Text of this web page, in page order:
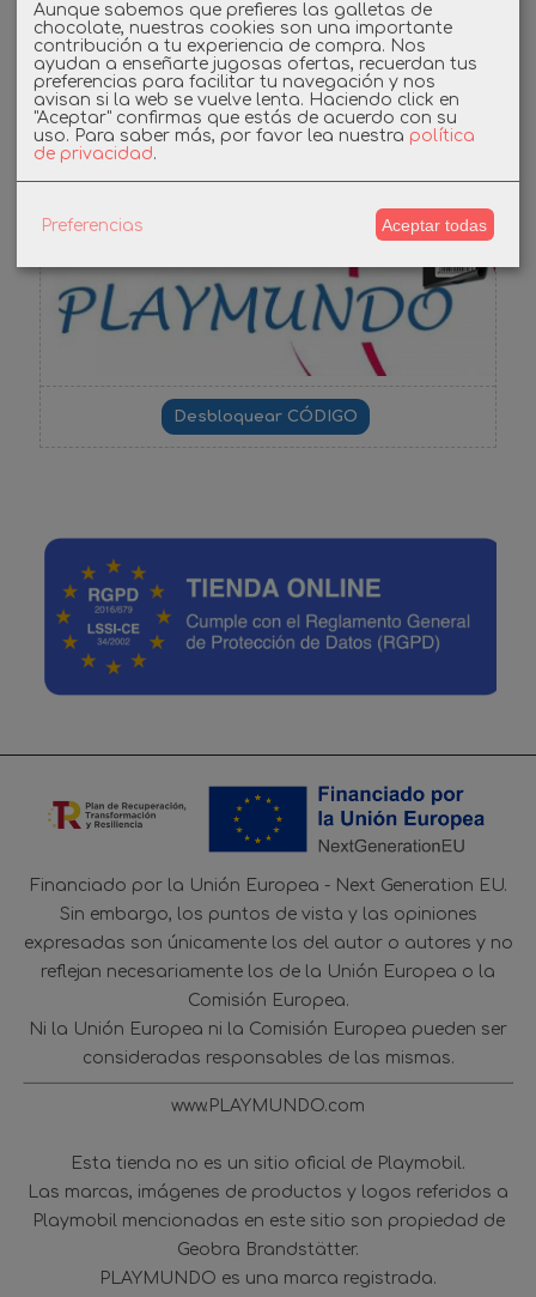
Facebook
Cupones
-3%
Financiado por la Unión Europea - Next Generation EU.
Sin embargo, los puntos de vista y las opiniones
expresadas son únicamente los del autor o autores y no
reflejan necesariamente los de la Unión Europea o la
Comisión Europea.
Ni la Unión Europea ni la Comisión Europea pueden ser
consideradas responsables de las mismas.
www.PLAYMUNDO.com
Esta tienda no es un sitio oficial de Playmobil.
Las marcas, imágenes de productos y logos referidos a
Playmobil mencionadas en este sitio son propiedad de
Geobra Brandstätter.
PLAYMUNDO es una marca registrada.
Aunque sabemos que prefieres las galletas de
chocolate, nuestras cookies son una importante
contribución a tu experiencia de compra. Nos
ayudan a enseñarte jugosas ofertas, recuerdan tus
preferencias para facilitar tu navegación y nos
avisan si la web se vuelve lenta. Haciendo click en
"Aceptar" confirmas que estás de acuerdo con su
uso. Para saber más, por favor lea nuestra política
de privacidad.
Preferencias Aceptar todas